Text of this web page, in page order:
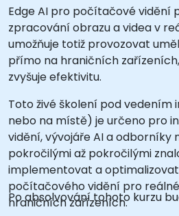
Edge AI pro počítačové vidění
zpracování obrazu a videa v
umožňuje totiž provozovat
přímo na hraničních
zvyšuje efektivitu.
Toto živé školení pod vedením
nebo na místě) je určeno pro
vidění, vývojáře AI a odborníky
pokročilými až pokročilými
implementovat a
počítačového vidění pro
hraničních zařízeních.
Po absolvování tohoto kurzu